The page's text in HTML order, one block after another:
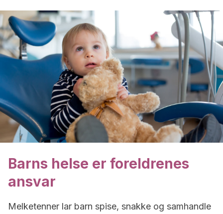
Barns helse er foreldrenes
ansvar
Melketenner lar barn spise, snakke og samhandle